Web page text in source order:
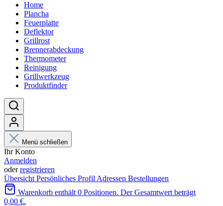
Home
Plancha
Feuerplatte
Deflektor
Grillrost
Brennerabdeckung
Thermometer
Reinigung
Grillwerkzeug
Produktfinder
Menü schließen
Ihr Konto
Anmelden
oderregistrieren
Übersicht Persönliches Profil Adressen Bestellungen
Warenkorb enthält 0 Positionen. Der Gesamtwert beträgt
0,00 €.